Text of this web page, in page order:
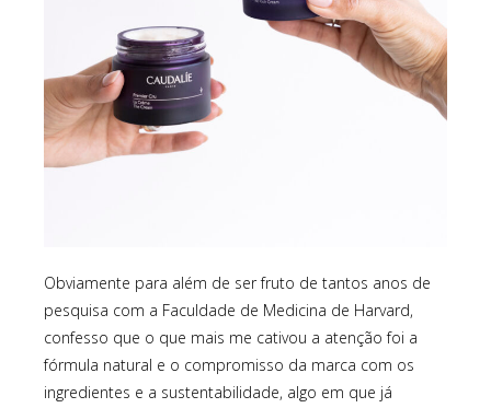
Obviamente para além de ser fruto de tantos anos de
pesquisa com a Faculdade de Medicina de Harvard,
confesso que o que mais me cativou a atenção foi a
fórmula natural e o compromisso da marca com os
ingredientes e a sustentabilidade, algo em que já